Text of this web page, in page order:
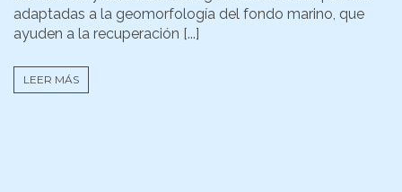
adaptadas a la geomorfología del fondo marino, que
ayuden a la recuperación [...]
LEER MÁS